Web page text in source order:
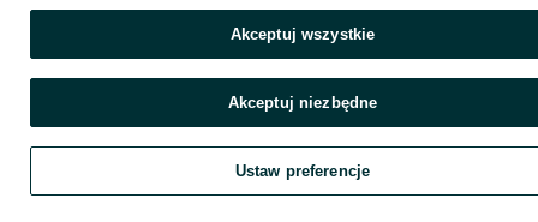
Akceptuj wszystkie
Akceptuj niezbędne
Ustaw preferencje